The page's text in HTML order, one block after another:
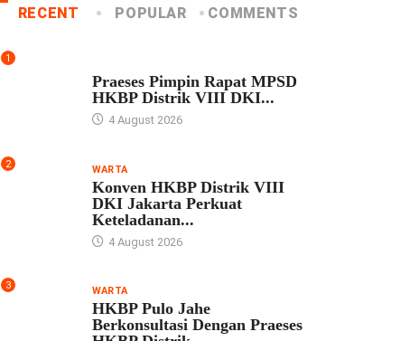
RECENT POPULAR COMMENTS
1
Praeses Pimpin Rapat MPSD
HKBP Distrik VIII DKI...
4 August 2026
2 WARTA
Konven HKBP Distrik VIII
DKI Jakarta Perkuat
Keteladanan...
4 August 2026
3 WARTA
HKBP Pulo Jahe
Berkonsultasi Dengan Praeses